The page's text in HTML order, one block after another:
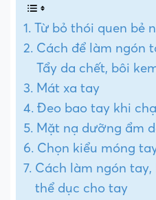
Từ bỏ thói quen bẻ
Cách để làm ngón
Tẩy da chết, bôi
Mát xa tay
Đeo bao tay khi
Mặt nạ dưỡng ẩm
Chọn kiểu móng
Cách làm ngón
thể dục cho tay